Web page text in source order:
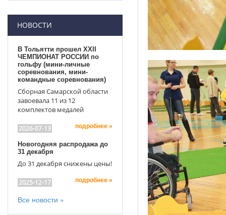
НОВОСТИ
В Тольятти прошел XXII
ЧЕМПИОНАТ РОССИИ по
гольфу (мини-личные
соревнования, мини-
командные соревнования)
Сборная Самарской области
завоевала 11 из 12
комплектов медалей
2026-07-13 подробнее »
Новогодняя распродажа до
31 декабря
До 31 декабря снижены цены!
2025-12-17 подробнее »
Все новости »